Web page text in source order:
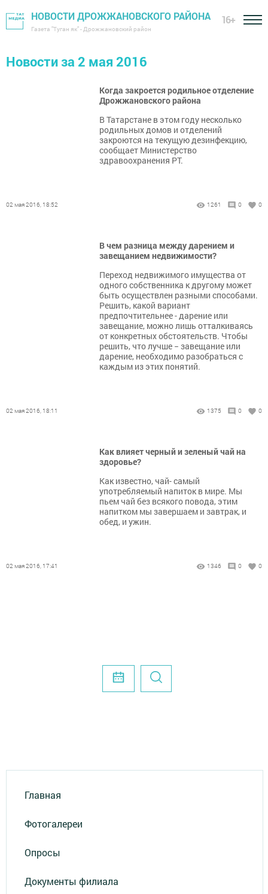
НОВОСТИ ДРОЖЖАНОВСКОГО РАЙОНА
Газета "Туган як" - Дрожжановский район
16+
Новости за 2 мая 2016
Когда закроется родильное отделение
Дрожжановского района
В Татарстане в этом году несколько
родильных домов и отделений
закроются на текущую дезинфекцию,
сообщает Министерство
здравоохранения РТ.
02 мая 2016, 18:52 1261 0 0
В чем разница между дарением и
завещанием недвижимости?
Переход недвижимого имущества от
одного собственника к другому может
быть осуществлен разными способами.
Решить, какой вариант
предпочтительнее - дарение или
завещание, можно лишь отталкиваясь
от конкретных обстоятельств. Чтобы
решить, что лучше − завещание или
дарение, необходимо разобраться с
каждым из этих понятий.
02 мая 2016, 18:11 1375 0 0
Как влияет черный и зеленый чай на
здоровье?
Как известно, чай- самый
употребляемый напиток в мире. Мы
пьем чай без всякого повода, этим
напитком мы завершаем и завтрак, и
обед, и ужин.
02 мая 2016, 17:41 1346 0 0
Главная
Фотогалереи
Опросы
Документы филиала